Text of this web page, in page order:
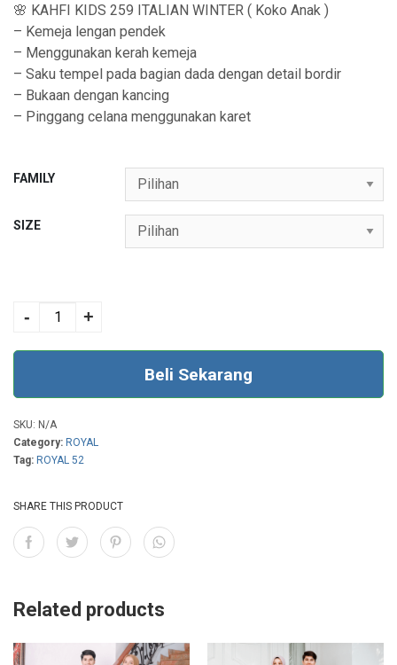
9
0
0
🌸 KAHFI KIDS 259 ITALIAN WINTER ( Koko Anak )
– Kemeja lengan pendek
– Menggunakan kerah kemeja
– Saku tempel pada bagian dada dengan detail bordir
– Bukaan dengan kancing
– Pinggang celana menggunakan karet
FAMILY
SIZE
WINTER quantity
- +
Beli Sekarang
SKU: N/A
Category: ROYAL
Tag: ROYAL 52
SHARE THIS PRODUCT
Related products